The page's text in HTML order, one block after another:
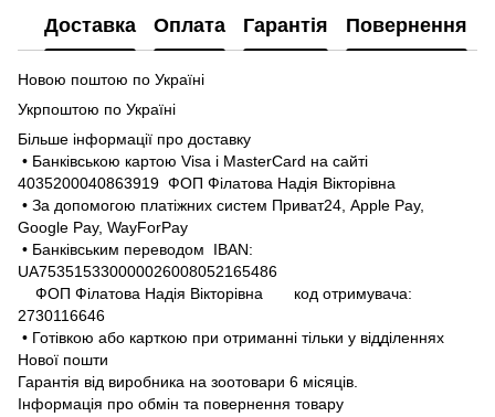
Доставка Оплата Гарантія Повернення
Новою поштою по Україні
Укрпоштою по Україні
Більше інформації про доставку
• Банківською картою Visa і MasterCard на сайті
4035200040863919 ФОП Філатова Надія Вікторівна
• За допомогою платіжних систем Приват24, Apple Pay,
Google Pay, WayForPay
• Банківським переводом IBAN:
UA753515330000026008052165486
ФОП Філатова Надія Вікторівна код отримувача:
2730116646
• Готівкою або карткою при отриманні тільки у відділеннях
Нової пошти
Гарантія від виробника на зоотовари 6 місяців.
Інформація про обмін та повернення товару